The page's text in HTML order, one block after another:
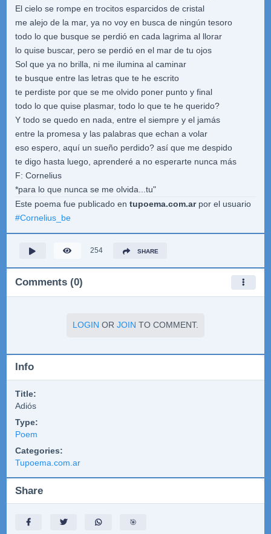
El cielo se rompe en trocitos esparcidos de cristal
me alejo de la mar, ya no voy en busca de ningún tesoro
todo lo que busque se perdió en cada lagrima al llorar
lo quise buscar, pero se perdió en el mar de tu ojos
Sol que ya no brilla, ni me ilumina al caminar
te busque entre las letras que te he escrito
te perdiste por que se me olvido poner punto y final
todo lo que quise plasmar, todo lo que te he querido?
Y todo se quedo en nada, entre el siempre y el jamás
entre la promesa y las palabras que echan a volar
eso espero, aquí un sueño perdido? así que me despido
te digo hasta luego, aprenderé a no esperarte nunca más
F: Cornelius
*para lo que nunca se me olvida...tu"
Este poema fue publicado en tupoema.com.arpor el usuario
#Cornelius_be
254 SHARE
Comments (0)
LOGIN OR JOIN TO COMMENT.
Info
Title:
Adiós
Type:
Poem
Categories:
Tupoema.com.ar
Share
🎯